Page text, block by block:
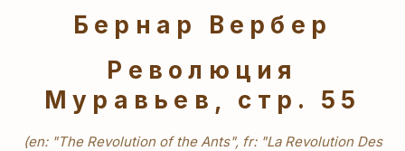
Бернар Вербер
Революция
Муравьев, стр. 55
(en: "The Revolution of the Ants", fr: "La Revolution Des